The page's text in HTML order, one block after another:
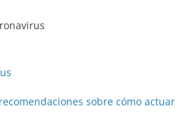
sobre cómo actuar